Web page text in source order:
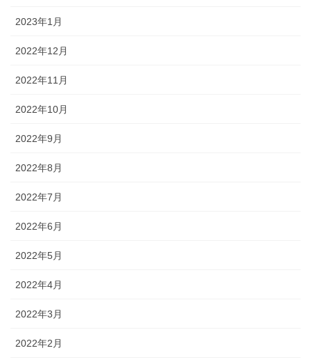
2023年1月
2022年12月
2022年11月
2022年10月
2022年9月
2022年8月
2022年7月
2022年6月
2022年5月
2022年4月
2022年3月
2022年2月